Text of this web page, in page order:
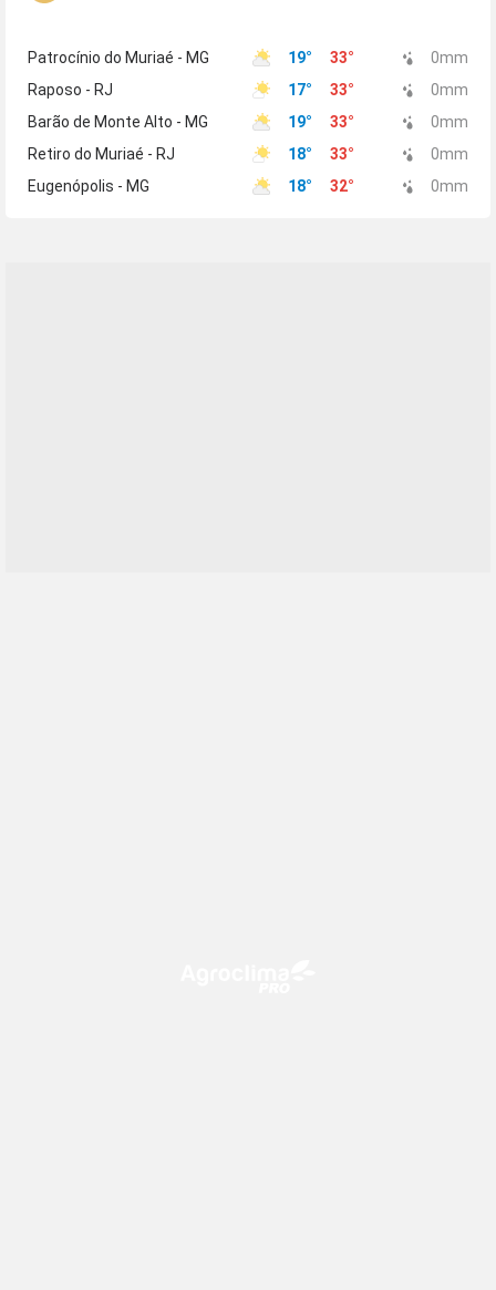
Patrocínio do Muriaé - MG 19° 33° 0mm
Raposo - RJ
17° 33° 0mm
Barão de Monte Alto - MG
19° 33° 0mm
Retiro do Muriaé - RJ
18° 33° 0mm
Eugenópolis - MG
18° 32° 0mm